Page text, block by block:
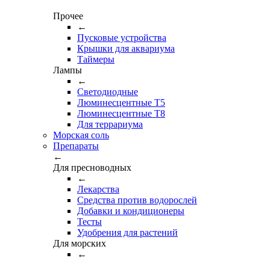
Прочее
←
Пусковые устройства
Крышки для аквариума
Таймеры
Лампы
←
Светодиодные
Люминесцентные Т5
Люминесцентные Т8
Для террариума
Морская соль
Препараты
←
Для пресноводных
←
Лекарства
Средства против водорослей
Добавки и кондиционеры
Тесты
Удобрения для растений
Для морских
←